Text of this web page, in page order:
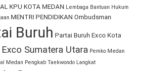
KPU KOTA MEDAN Lembaga Bantuan Hukum
MENTRI PENDIDIKAN Ombudsman
Buruh Partai Buruh Exco Kota
Sumatera Utara Pemko Medan
Medan Pengkab Taekwondo Langkat